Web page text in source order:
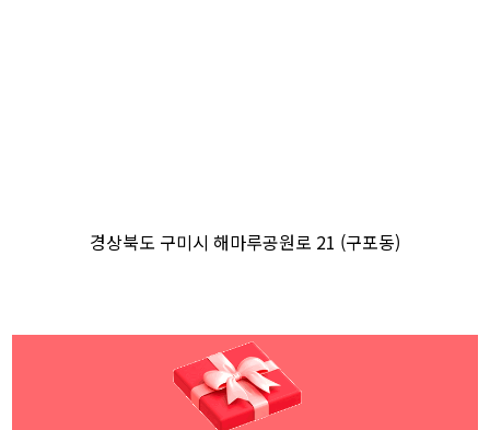
경상북도 구미시 해마루공원로 21 (구포동)